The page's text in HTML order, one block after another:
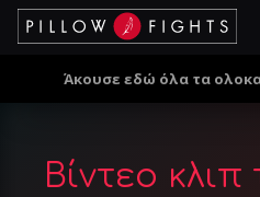
Άκουσε εδώ όλα τα
Βίντεο κλιπ